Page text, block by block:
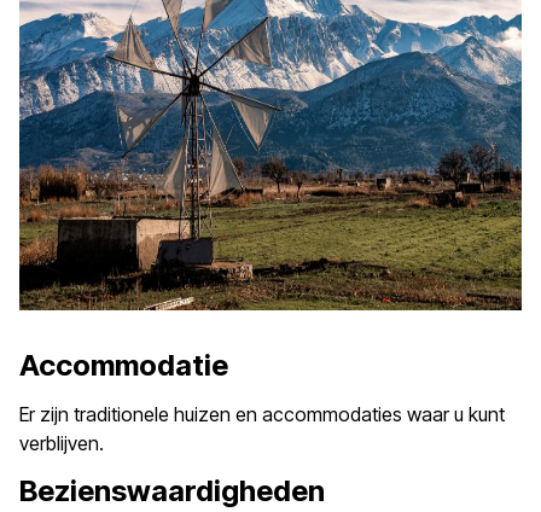
Accommodatie
Er zijn traditionele huizen en accommodaties waar u kunt
verblijven.
Bezienswaardigheden